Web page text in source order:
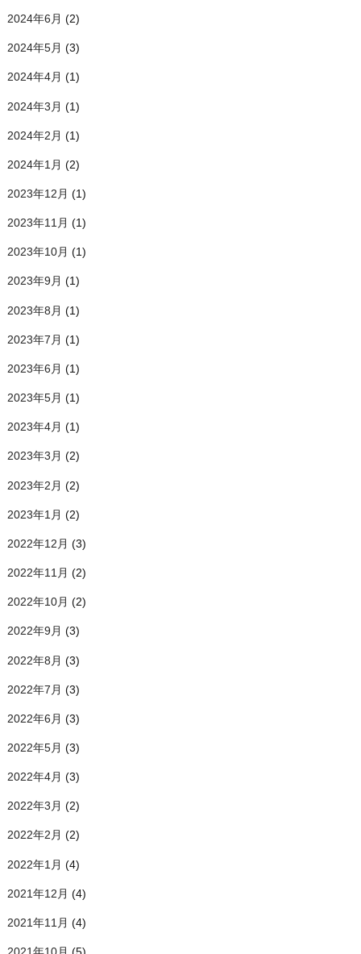
2024年6月 (2)
2024年5月 (3)
2024年4月 (1)
2024年3月 (1)
2024年2月 (1)
2024年1月 (2)
2023年12月 (1)
2023年11月 (1)
2023年10月 (1)
2023年9月 (1)
2023年8月 (1)
2023年7月 (1)
2023年6月 (1)
2023年5月 (1)
2023年4月 (1)
2023年3月 (2)
2023年2月 (2)
2023年1月 (2)
2022年12月 (3)
2022年11月 (2)
2022年10月 (2)
2022年9月 (3)
2022年8月 (3)
2022年7月 (3)
2022年6月 (3)
2022年5月 (3)
2022年4月 (3)
2022年3月 (2)
2022年2月 (2)
2022年1月 (4)
2021年12月 (4)
2021年11月 (4)